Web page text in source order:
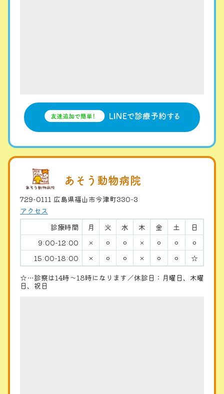
あそう動物病院
729-0111 広島県福山市今津町330-3
アクセス
診療時間
月 火 水 木 金 土
日
9:00-12:00
× ⚪︎ ⚪︎ × ⚪︎ ⚪︎
⚪︎
15:00-18:00
× ⚪︎ ⚪︎ × ⚪︎ ⚪︎
☆
☆…診察は14時〜18時になります／休診日：月曜日、木曜
日、祝日